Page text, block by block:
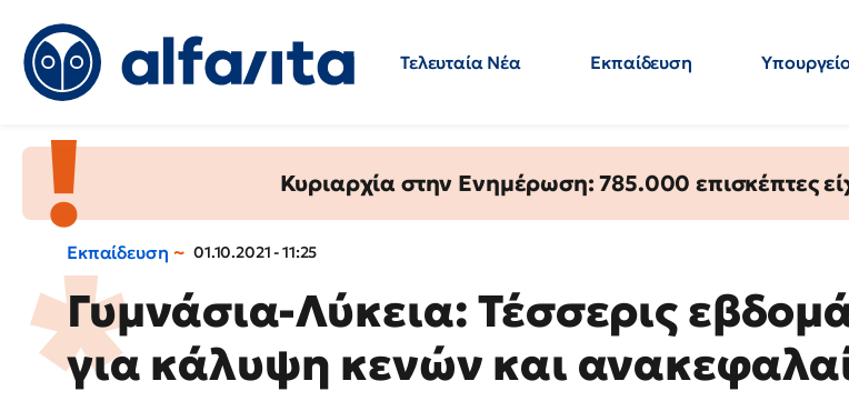
Τελευταία Νέα Εκπαίδευση
Κυριαρχία στην Ενημέρωση: 785.000 επισκέπτες
Εκπαίδευση 01.10.2021 - 11:25
Γυμνάσια-Λύκεια: Τέσσερις
για κάλυψη κενών και